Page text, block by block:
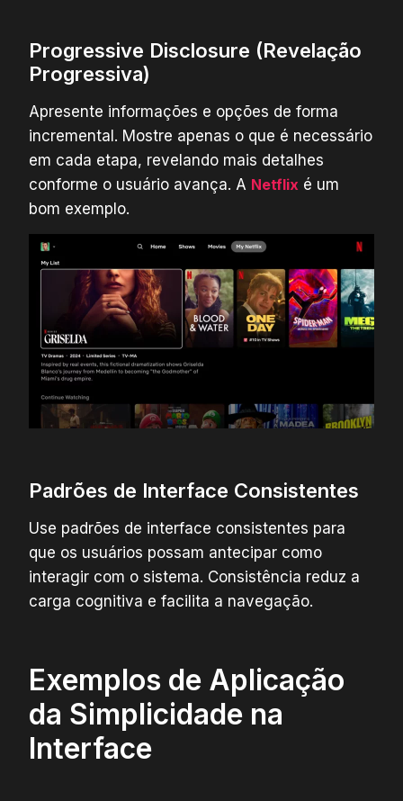
Progressive Disclosure (Revelação
Progressiva)
Apresente informações e opções de forma
incremental. Mostre apenas o que é necessário
em cada etapa, revelando mais detalhes
conforme o usuário avança. A Netflix é um
bom exemplo.
Padrões de Interface Consistentes
Use padrões de interface consistentes para
que os usuários possam antecipar como
interagir com o sistema. Consistência reduz a
carga cognitiva e facilita a navegação.
Exemplos de Aplicação
da Simplicidade na
Interface